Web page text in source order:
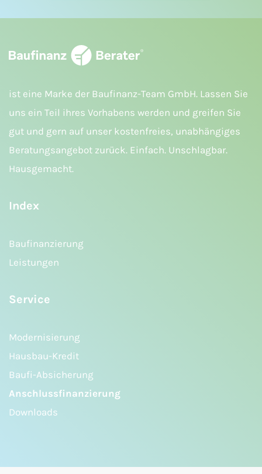
ist eine Marke der Baufinanz-Team GmbH. Lassen Sie
uns ein Teil ihres Vorhabens werden und greifen Sie
gut und gern auf unser kostenfreies, unabhängiges
Beratungsangebot zurück. Einfach. Unschlagbar.
Hausgemacht.
Index
Baufinanzierung
Leistungen
Service
Modernisierung
Hausbau-Kredit
Baufi-Absicherung
Anschlussfinanzierung
Downloads